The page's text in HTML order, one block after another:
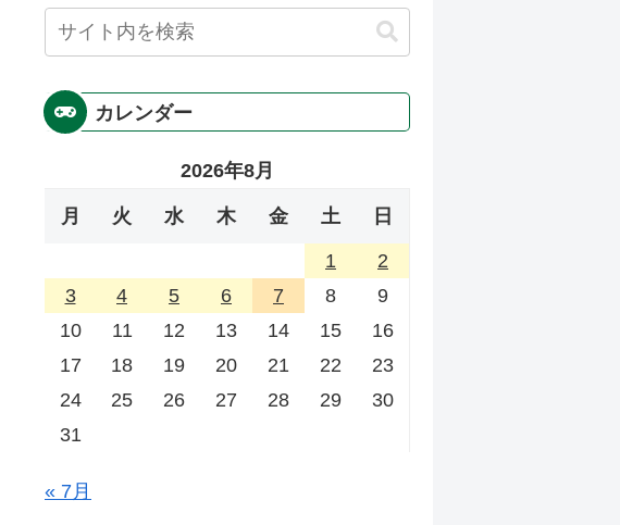
カレンダー
2026年8月
月 火 水 木 金 土 日
1
2
3
4 5 6 7 8
9
10
11 12 13 14 15
16
17
18 19 20 21 22
23
24
25 26 27 28 29
30
31
« 7月